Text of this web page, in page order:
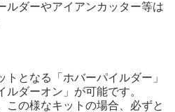
ルダーやアイアンカッター等は
となる「ホバーパイルダー」
ダーオン」が可能です。
この様なキットの場合、必ずと